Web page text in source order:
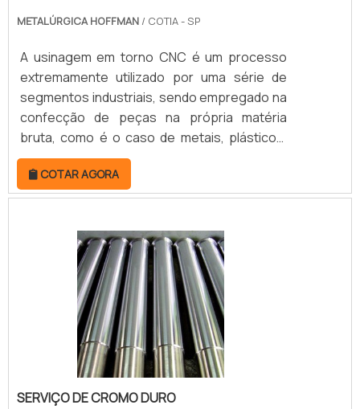
METALÚRGICA HOFFMAN / COTIA - SP
A usinagem em torno CNC é um processo
extremamente utilizado por uma série de
segmentos industriais, sendo empregado na
confecção de peças na própria matéria
bruta, como é o caso de metais, plásticos,
entre outros materiais. Antigamente, o
processo de usinagem era realizado de
forma manual. Entretanto, com os avanços
processo, de forma com que foi criado o
serviço de usinagem em torno. MAIS
DETALHES ACERCA DO PRODUTOO principal
ponto que diferencia a usinagem de torno
cnc dos manuais está no fato de que o
serviço é realizado através de uma máquina
controlada por comandos numéricos, ou
seja, faz uso de computadores que
conseguem automatizar máquinas e
COTAR AGORA
SERVIÇO DE CROMO DURO